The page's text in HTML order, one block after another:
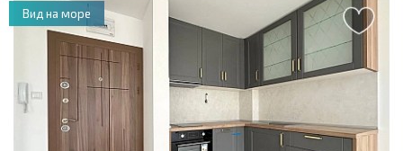
Вид на море